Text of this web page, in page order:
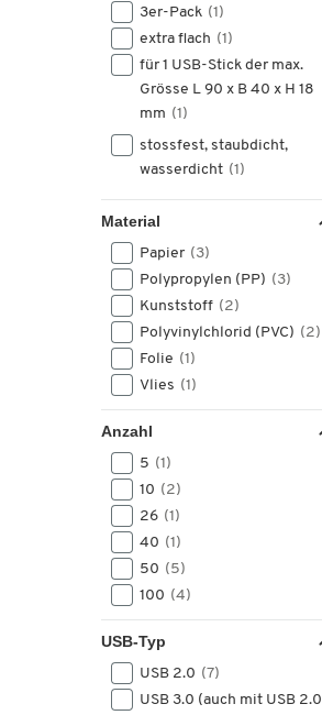
3er-Pack (1)
extra flach (1)
für 1 USB-Stick der max.
Grösse L 90 x B 40 x H 18
mm (1)
stossfest, staubdicht,
wasserdicht (1)
Material
Papier (3)
Polypropylen (PP) (3)
Kunststoff (2)
Polyvinylchlorid (PVC) (2)
Folie (1)
Vlies (1)
Anzahl
5 (1)
10 (2)
26 (1)
40 (1)
50 (5)
100 (4)
USB-Typ
USB 2.0 (7)
USB 3.0 (auch mit USB 2.0